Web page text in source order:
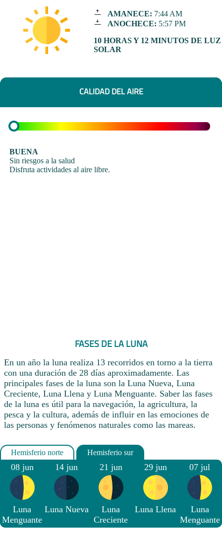
AMANECE: 7:44 AM
ANOCHECE: 5:57 PM
10 HORAS Y 12 MINUTOS DE LUZ
SOLAR
CALIDAD DEL AIRE
BUENA
Sin riesgos a la salud
Disfruta actividades al aire libre.
FASES DE LA LUNA
En un año la luna realiza 13 recorridos en torno a la tierra
con una duración de 28 días aproximadamente. Las
principales fases de la luna son la Luna Nueva, Luna
Creciente, Luna Llena y Luna Menguante. Saber las fases
de la luna es útil para la navegación, la agricultura, la
pesca y la cultura, además de influir en las emociones de
las personas y fenómenos naturales como las mareas.
08 jun
Luna
Menguante
14 jun
Luna Nueva
21 jun
Luna
Creciente
29 jun
Luna Llena
07 jul
Luna
Menguante